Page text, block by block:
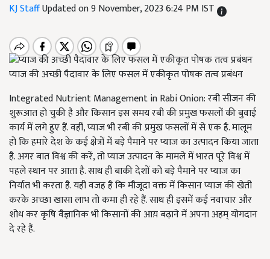
KJ StaffUpdated on 9 November, 2023 6:24 PM IST
प्याज की अच्छी पैदावार के लिए फसल में एकीकृत पोषक तत्व प्रबंधन
Integrated Nutrient Management in Rabi Onion: रबी सीजन की
शुरूआत हो चुकी है और किसान इस समय रबी की प्रमुख फसलों की बुवाई
कार्य में लगे हुए हैं. वहीं, प्याज भी रबी की प्रमुख फसलों में से एक है. मालूम
हो कि हमारे देश के कई क्षेत्रों में बड़े पैमाने पर प्याज का उत्पादन किया जाता
है. अगर बात विश्व की करें, तो प्याज उत्पादन के मामले में भारत पूरे विश्व में
पहले स्थान पर आता है. साथ ही बाकी देशों को बड़े पैमाने पर प्याज का
निर्यात भी करता है. यही वजह है कि मौजूदा वक्त में किसान प्याज की खेती
करके अच्छा खासा लाभ तो कमा ही रहे हैं. साथ ही इसमें कई नवाचार और
शोध कर कृषि वैज्ञानिक भी किसानों की आय़ बढ़ाने में अपना अहम् योगदान
दे रहे हैं.